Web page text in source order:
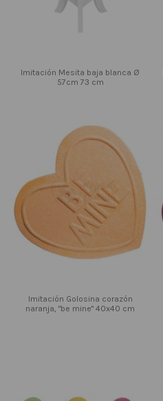
Imitación Mesita baja blanca Ø
57cm 73 cm
Imitación Golosina corazón
naranja, "be mine" 40x40 cm